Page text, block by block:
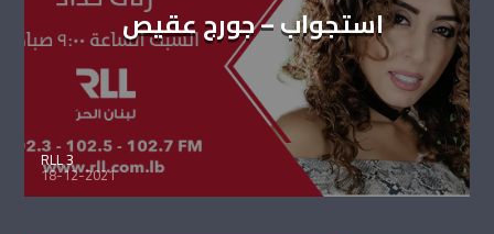
استجواب – جورج عقيص
RLL 3
18-12-2021